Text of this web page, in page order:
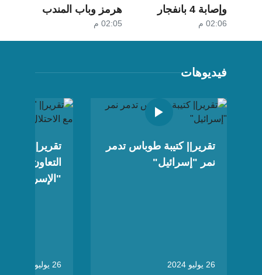
وإصابة 4 بانفجار
عبوة في لبنان
02:06 م
هرمز وباب المندب
02:05 م
فيديوهات
تقرير|| كتيبة طوباس تدمر
نمر "إسرائيل"
26 يوليو 2024
تقرير||
التعاون مع
"الإسرائيلي"
26 يوليو 2024